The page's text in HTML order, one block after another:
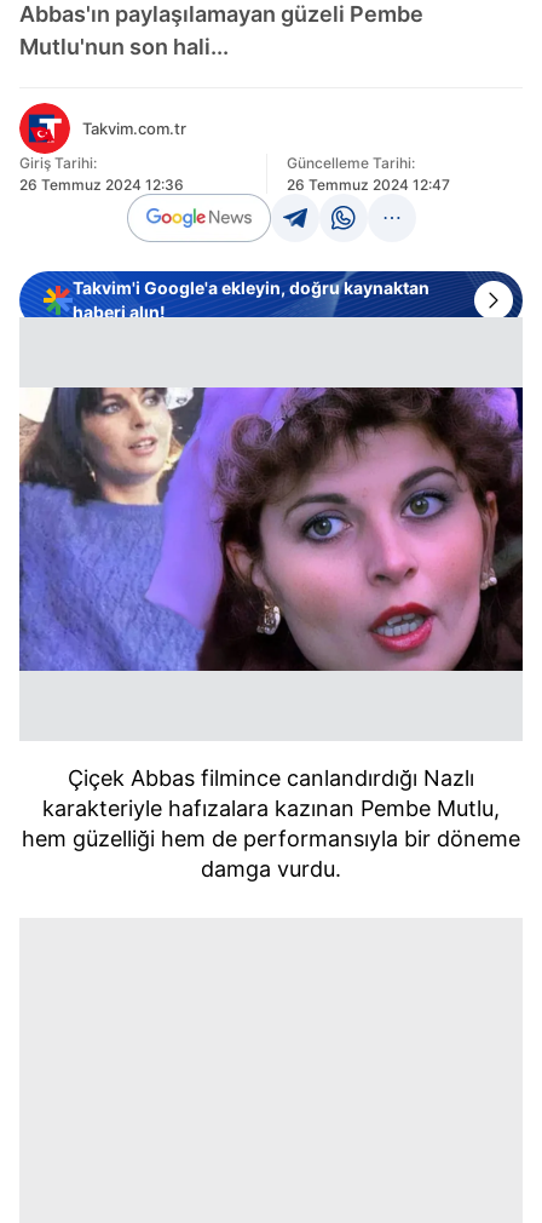
Abbas'ın paylaşılamayan güzeli Pembe
Mutlu'nun son hali...
Takvim.com.tr
Giriş Tarihi:
26 Temmuz 2024 12:36
Güncelleme Tarihi:
26 Temmuz 2024 12:47
Takvim'i Google'a ekleyin, doğru kaynaktan
haberi alın!
Çiçek Abbas filmince canlandırdığı Nazlı
karakteriyle hafızalara kazınan Pembe Mutlu,
hem güzelliği hem de performansıyla bir döneme
damga vurdu.